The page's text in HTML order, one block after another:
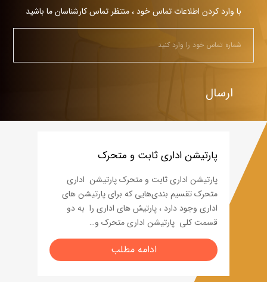
با وارد كردن اطلاعات تماس خود ، منتظر تماس کارشناسان ما باشيد
پارتیشن اداری ثابت و متحرک
پارتیشن اداری ثابت و متحرک پارتیشن اداری
متحرک تقسیم‌ بندی‌هایی که برای پارتیشن های
اداری وجود دارد ، پارتیش های اداری را به دو
قسمت کلی پارتیشن اداری متحرک و…
ادامه مطلب